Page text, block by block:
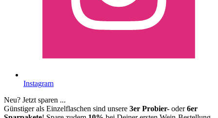
Instagram
Neu? Jetzt sparen ...
Günstiger als Einzelflaschen sind unsere 3er Probier- oder6er